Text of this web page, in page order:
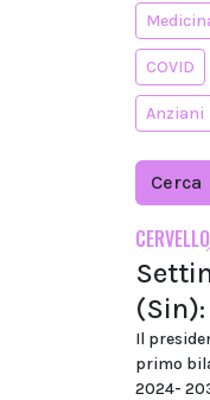
COVID
Anziani
Cerca
CERVELLO
Il
primo
2024-